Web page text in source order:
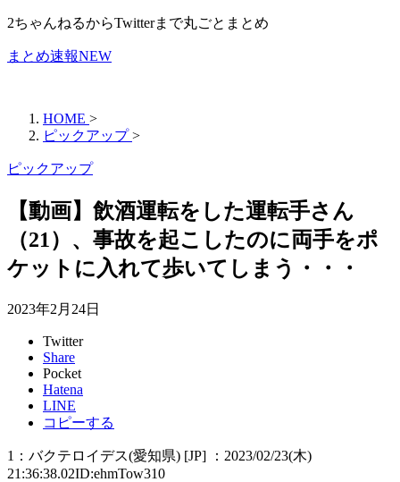
2ちゃんねるからTwitterまで丸ごとまとめ
まとめ速報NEW
HOME >
ピックアップ >
ピックアップ
【動画】飲酒運転をした運転手さん
（21）、事故を起こしたのに両手をポ
ケットに入れて歩いてしまう・・・
2023年2月24日
Twitter
Share
Pocket
Hatena
LINE
コピーする
1：バクテロイデス(愛知県) [JP] ：2023/02/23(木)
21:36:38.02ID:ehmTow310